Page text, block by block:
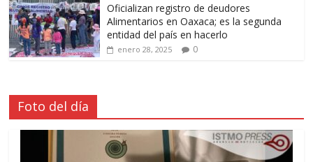
Oficializan registro de deudores
Alimentarios en Oaxaca; es la segunda
entidad del país en hacerlo
enero 28, 2025 0
Foto del día